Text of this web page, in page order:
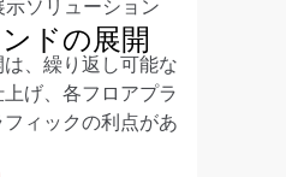
ドの展開
、繰り返し可能な
げ、各フロアプラ
ィックの利点があ